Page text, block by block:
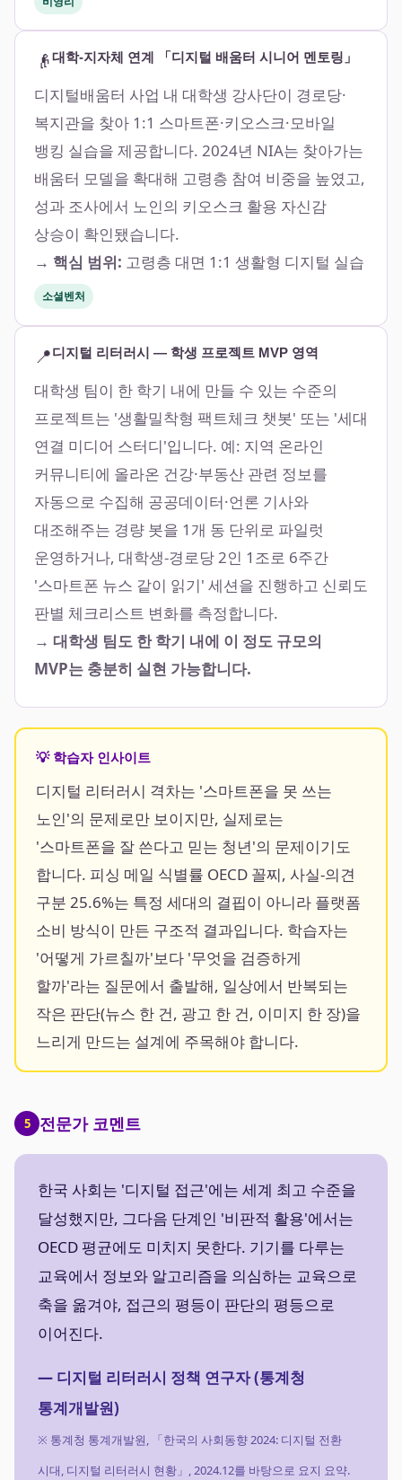
👴대학-지자체 연계 「디지털 배움터 시니어 멘토링」
디지털배움터 사업 내 대학생 강사단이 경로당·
복지관을 찾아 1:1 스마트폰·키오스크·모바일
뱅킹 실습을 제공합니다. 2024년 NIA는 찾아가는
배움터 모델을 확대해 고령층 참여 비중을 높였고,
성과 조사에서 노인의 키오스크 활용 자신감
상승이 확인됐습니다.
→ 핵심 범위: 고령층 대면 1:1 생활형 디지털 실습
소셜벤처
📍디지털 리터러시 — 학생 프로젝트 MVP 영역
대학생 팀이 한 학기 내에 만들 수 있는 수준의
프로젝트는 '생활밀착형 팩트체크 챗봇' 또는 '세대
연결 미디어 스터디'입니다. 예: 지역 온라인
커뮤니티에 올라온 건강·부동산 관련 정보를
자동으로 수집해 공공데이터·언론 기사와
대조해주는 경량 봇을 1개 동 단위로 파일럿
운영하거나, 대학생-경로당 2인 1조로 6주간
'스마트폰 뉴스 같이 읽기' 세션을 진행하고 신뢰도
판별 체크리스트 변화를 측정합니다.
→ 대학생 팀도 한 학기 내에 이 정도 규모의
MVP는 충분히 실현 가능합니다.
💡 학습자 인사이트
디지털 리터러시 격차는 '스마트폰을 못 쓰는
노인'의 문제로만 보이지만, 실제로는
'스마트폰을 잘 쓴다고 믿는 청년'의 문제이기도
합니다. 피싱 메일 식별률 OECD 꼴찌, 사실-의견
구분 25.6%는 특정 세대의 결핍이 아니라 플랫폼
소비 방식이 만든 구조적 결과입니다. 학습자는
'어떻게 가르칠까'보다 '무엇을 검증하게
할까'라는 질문에서 출발해, 일상에서 반복되는
작은 판단(뉴스 한 건, 광고 한 건, 이미지 한 장)을
느리게 만드는 설계에 주목해야 합니다.
5 전문가 코멘트
한국 사회는 '디지털 접근'에는 세계 최고 수준을
달성했지만, 그다음 단계인 '비판적 활용'에서는
OECD 평균에도 미치지 못한다. 기기를 다루는
교육에서 정보와 알고리즘을 의심하는 교육으로
축을 옮겨야, 접근의 평등이 판단의 평등으로
이어진다.
— 디지털 리터러시 정책 연구자 (통계청
통계개발원)
※ 통계청 통계개발원, 「한국의 사회동향 2024: 디지털 전환
시대, 디지털 리터러시 현황」, 2024.12를 바탕으로 요지 요약.